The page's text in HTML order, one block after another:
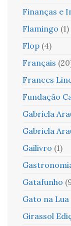
Finanças e
Flamingo (1)
Flop (4)
Français
Frances
Fundação
Gabriela
Gabriela
Gailivro (1)
Gatafunho
Gato na Lua
Girassol